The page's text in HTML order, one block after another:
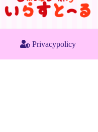
Privacypolicy